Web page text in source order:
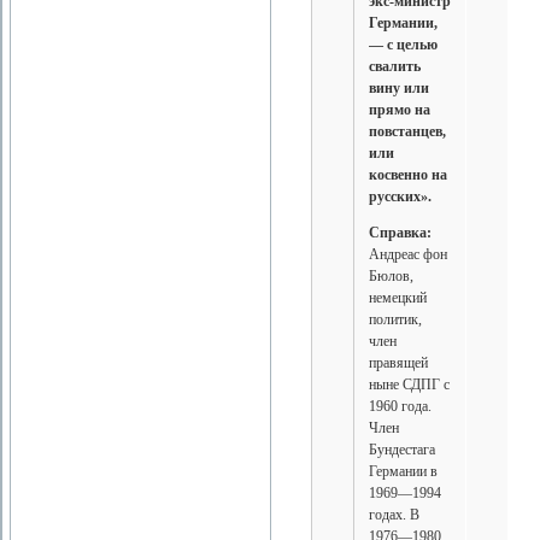
Германии,
— с целью
свалить
вину или
прямо на
повстанцев,
или
косвенно на
русских».
Справка:
Андреас фон
Бюлов,
немецкий
политик,
член
правящей
ныне СДПГ с
1960 года.
Член
Бундестага
Германии в
1969—1994
годах. В
1976—1980